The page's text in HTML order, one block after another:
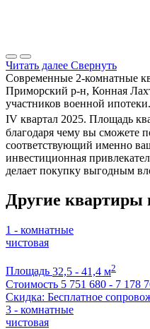
Читать далее Свернуть
Современные 2-комнатные
Приморский р-н, Конная
участников военной
IV квартал 2025. Площадь
благодаря чему вы сможете
соответствующий именно
инвестиционная
делает покупку выгодным
Другие
1 - комнатные
чистовая
Площадь 32,5 - 41,4 м2
Стоимость 5 751 680 - 7 178
Скидка: Бесплатное
3 - комнатные
чистовая